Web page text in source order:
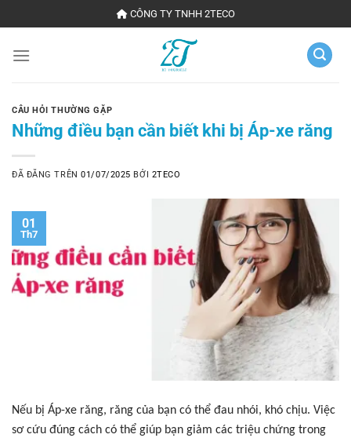
đến
nội
CÔNG TY TNHH 2TECO
CÂU HỎI THƯỜNG GẶP
Những điều bạn cần biết khi bị Áp-xe răng
ĐÃ ĐĂNG TRÊN01/07/2025 BỞI 2TECO
01
Th7
Nếu bị Áp-xe răng, răng của bạn có thể đau nhói, khó chịu. Việc
sơ cứu đúng cách có thể giúp bạn giảm các triệu chứng trong